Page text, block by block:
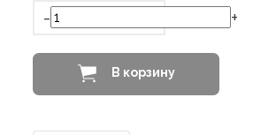
- +
В корзину